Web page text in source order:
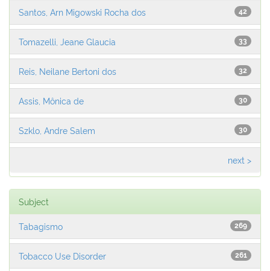
42
Santos, Arn Migowski Rocha dos
33
Tomazelli, Jeane Glaucia
32
Reis, Neilane Bertoni dos
30
Assis, Mônica de
30
Szklo, Andre Salem
next >
Subject
269
Tabagismo
261
Tobacco Use Disorder